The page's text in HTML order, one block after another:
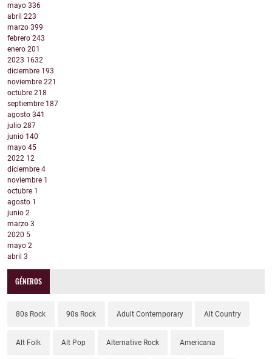
mayo 336
abril 223
marzo 399
febrero 243
enero 201
2023 1632
diciembre 193
noviembre 221
octubre 218
septiembre 187
agosto 341
julio 287
junio 140
mayo 45
2022 12
diciembre 4
noviembre 1
octubre 1
agosto 1
junio 2
marzo 3
2020 5
mayo 2
abril 3
GÉNEROS
80s Rock 90s Rock Adult Contemporary Alt Country
Alt Folk Alt Pop Alternative Rock Americana